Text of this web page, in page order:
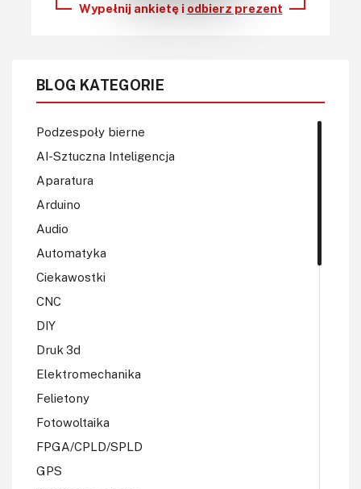
Wypełnij ankietę i odbierz prezent
BLOG KATEGORIE
Podzespoły bierne
AI-Sztuczna Inteligencja
Aparatura
Arduino
Audio
Automatyka
Ciekawostki
CNC
DIY
Druk 3d
Elektromechanika
Felietony
Fotowoltaika
FPGA/CPLD/SPLD
GPS